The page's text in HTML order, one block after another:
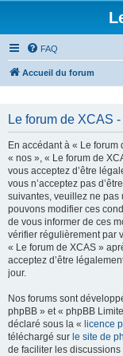
FAQ
Accueil du forum
Le forum de XCAS
En accédant à « Le
« nos », « Le forum de
vous acceptez d’être
vous n’acceptez pas
suivantes, veuillez ne pas
pouvons modifier ces
de vous informer de ces
vérifier régulièrement par
« Le forum de XCAS »
acceptez d’être
jour.
Nos forums sont
phpBB » et « phpBB
déclaré sous la « licence
téléchargé sur le site de
de faciliter les